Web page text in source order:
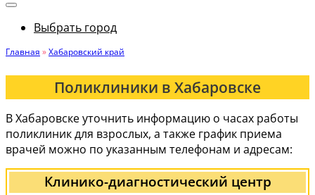
Выбрать город
Главная »Хабаровский край
Поликлиники в Хабаровске
В Хабаровске уточнить информацию о часах работы
поликлиник для взрослых, а также график приема
врачей можно по указанным телефонам и адресам:
Клинико-диагностический центр